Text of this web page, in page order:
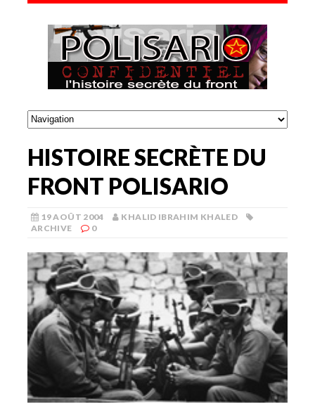
HISTOIRE SECRÈTE DU
FRONT POLISARIO
19 AOÛT 2004
KHALID IBRAHIM KHALED
ARCHIVE
0